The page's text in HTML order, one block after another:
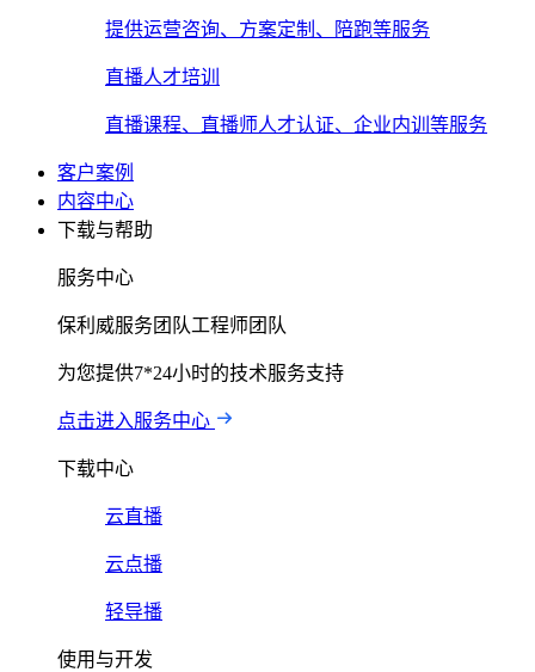
提供运营咨询、方案定制、陪跑等服务
直播人才培训
直播课程、直播师人才认证、企业内训等服务
客户案例
内容中心
下载与帮助
服务中心
保利威服务团队工程师团队
为您提供7*24小时的技术服务支持
点击进入服务中心
下载中心
云直播
云点播
轻导播
使用与开发